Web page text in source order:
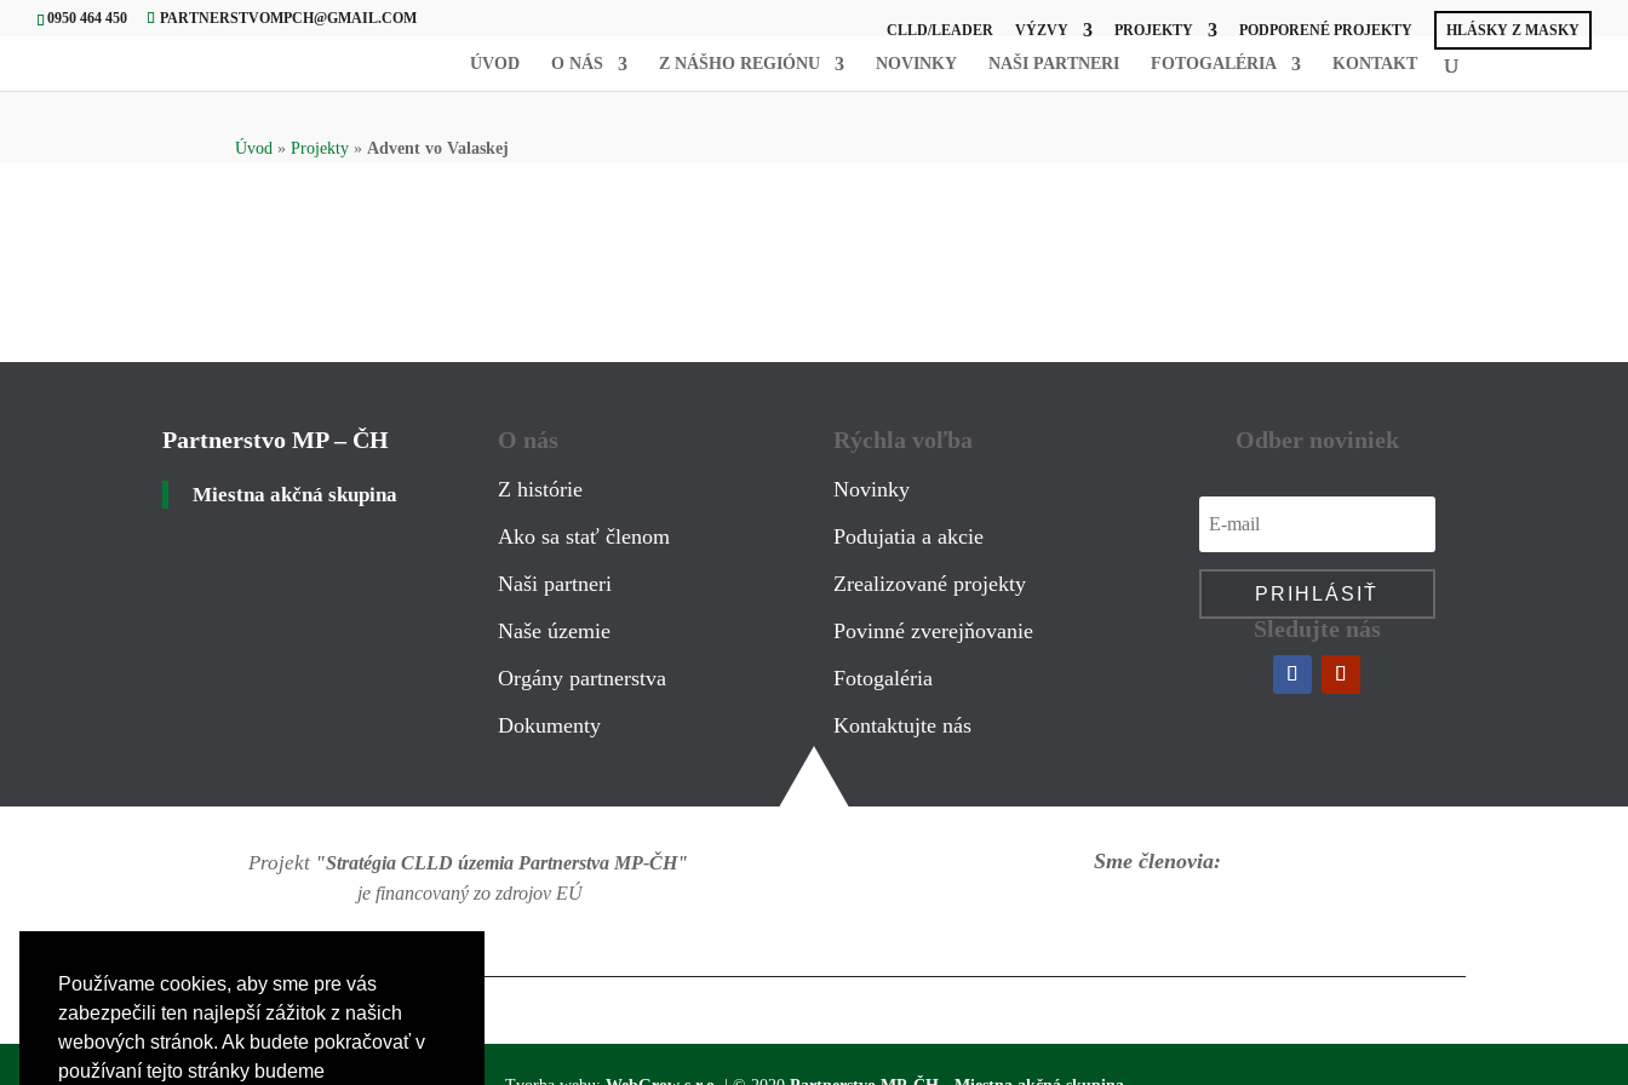
Používame cookies, aby sme pre vás
zabezpečili ten najlepší zážitok z našich
webových stránok. Ak budete pokračovať v
používaní tejto stránky budeme
0950 464 450 PARTNERSTVOMPCH@GMAIL.COM
CLLD/LEADER VÝZVY PROJEKTY PODPORENÉ PROJEKTY HLÁSKY Z MASKY
ÚVOD O NÁS Z NÁŠHO REGIÓNU NOVINKY NAŠI PARTNERI FOTOGALÉRIA KONTAKT
Úvod »Projekty »Advent vo Valaskej
Partnerstvo MP – ČH
Miestna akčná skupina
O nás
Z histórie
Ako sa stať členom
Naši partneri
Naše územie
Orgány partnerstva
Dokumenty
Rýchla voľba
Novinky
Podujatia a akcie
Zrealizované projekty
Povinné zverejňovanie
Fotogaléria
Kontaktujte nás
Odber noviniek
PRIHLÁSIŤ
Sledujte nás
Projekt "Stratégia CLLD územia Partnerstva MP-ČH"
je financovaný zo zdrojov EÚ
Sme členovia: